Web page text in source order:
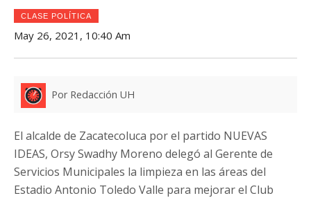
CLASE POLÍTICA
May 26, 2021, 10:40 Am
Por Redacción UH
El alcalde de Zacatecoluca por el partido NUEVAS
IDEAS, Orsy Swadhy Moreno delegó al Gerente de
Servicios Municipales la limpieza en las áreas del
Estadio Antonio Toledo Valle para mejorar el Club